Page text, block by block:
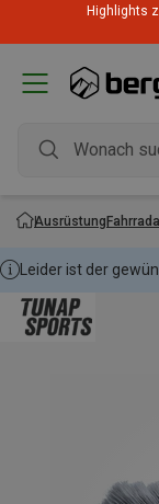
Highlights
Ausrüstung
Leider ist der